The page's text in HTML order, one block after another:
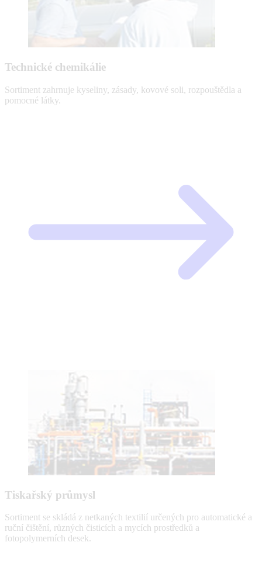
Technické chemikálie
Sortiment zahrnuje kyseliny, zásady, kovové soli, rozpouštědla a
pomocné látky.
Tiskařský průmysl
Sortiment se skládá z netkaných textilií určených pro automatické a
ruční čištění, různých čisticích a mycích prostředků a
fotopolymerních desek.